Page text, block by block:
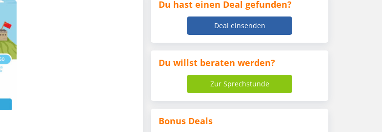
Du hast einen Deal gefunden?
Deal einsenden
Du willst beraten werden?
Zur Sprechstunde
Bonus Deals